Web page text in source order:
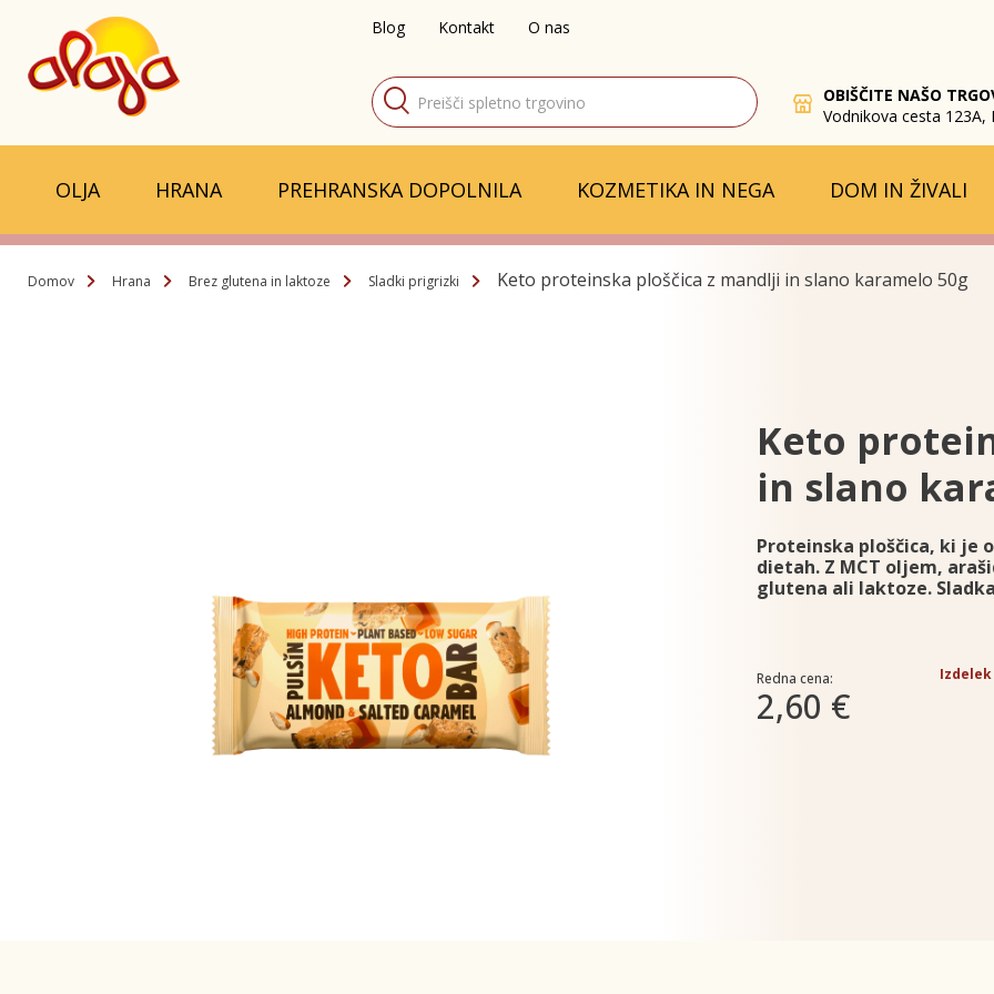
Blog Kontakt O nas
Products
search
OBIŠČITE NAŠO
Vodnikova cesta 123A,
OLJA HRANA PREHRANSKA DOPOLNILA KOZMETIKA IN NEGA DOM IN ŽIVALI
Domov Hrana Brez glutena in laktoze Sladki prigrizki Keto proteinska ploščica z mandlji in slano karamelo 50g
Keto
in slano
Proteinska ploščica, ki je
dietah. Z MCT oljem,
glutena ali laktoze.
Redna cena:
2,60 €